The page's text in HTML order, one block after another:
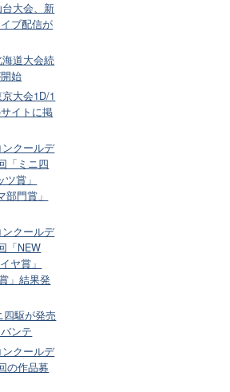
大会、新
ブ配信が
道大会続
始
大会1D/1
イトに掲
クールデ
「ミニ四
賞」
部門賞」
クールデ
「NEW
ヤ賞」
」結果発
四駆が発売
ンテ
クールデ
の作品募